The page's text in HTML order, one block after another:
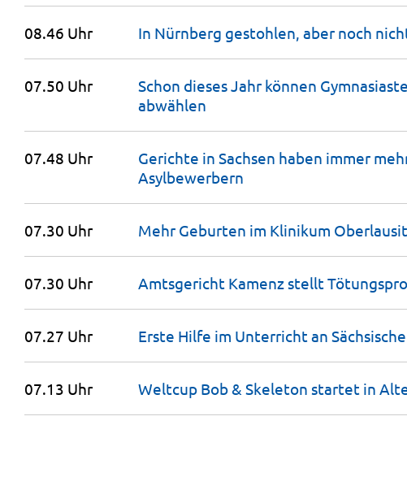
08.46 Uhr In Nürnberg gestohlen, aber noch
07.50 Uhr
Schon dieses Jahr können
abwählen
07.48 Uhr
Gerichte in Sachsen haben immer
Asylbewerbern
07.30 Uhr Mehr Geburten im Klinikum
07.30 Uhr Amtsgericht Kamenz stellt
07.27 Uhr Erste Hilfe im Unterricht an
07.13 Uhr Weltcup Bob & Skeleton startet in